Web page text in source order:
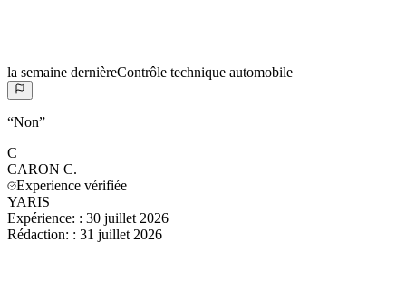
la semaine dernièreContrôle technique automobile
“Non”
C
CARON C.
Experience vérifiée
YARIS
Expérience: : 30 juillet 2026
Rédaction: : 31 juillet 2026